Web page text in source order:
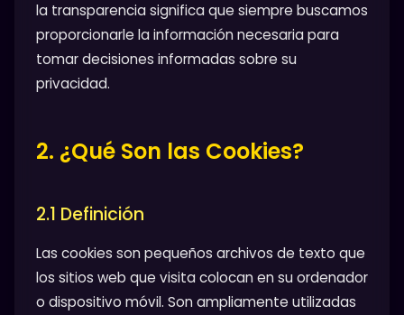
la transparencia significa que siempre buscamos
proporcionarle la información necesaria para
tomar decisiones informadas sobre su
privacidad.
2. ¿Qué Son las Cookies?
2.1 Definición
Las cookies son pequeños archivos de texto que
los sitios web que visita colocan en su ordenador
o dispositivo móvil. Son ampliamente utilizadas